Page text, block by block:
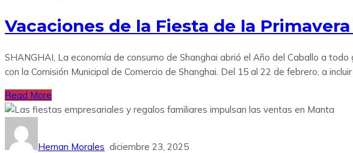
Vacaciones de la Fiesta de la
SHANGHAI, La economía de consumo de Shanghai abrió el Año del Caballo a
con la Comisión Municipal de Comercio de Shanghai. Del 15 al 22 de febrero, a
Read More
Hernan Morales diciembre 23, 2025